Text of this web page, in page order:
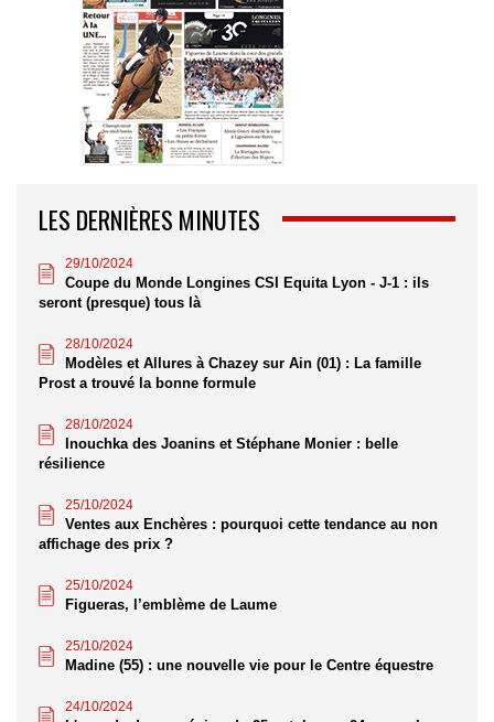
LES DERNIÈRES MINUTES
29/10/2024
Coupe du Monde Longines CSI Equita Lyon - J-1 : ils
seront (presque) tous là
28/10/2024
Modèles et Allures à Chazey sur Ain (01) : La famille
Prost a trouvé la bonne formule
28/10/2024
Inouchka des Joanins et Stéphane Monier : belle
résilience
25/10/2024
Ventes aux Enchères : pourquoi cette tendance au non
affichage des prix ?
25/10/2024
Figueras, l’emblème de Laume
25/10/2024
Madine (55) : une nouvelle vie pour le Centre équestre
24/10/2024